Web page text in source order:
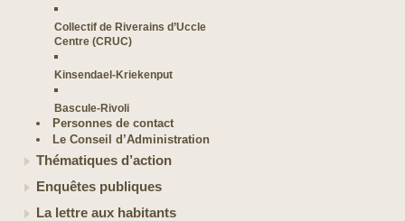
Collectif de Riverains d’Uccle
Centre (CRUC)
Kinsendael-Kriekenput
Bascule-Rivoli
Personnes de contact
Le Conseil d’Administration
Thématiques d’action
Enquêtes publiques
La lettre aux habitants